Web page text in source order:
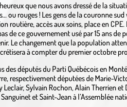
que nous avons dressé de la
ou rouges ! Les gens de la couronne
routière, accès aux soins, place en
de ce gouvernement usé par 15 ans
Le changement que la population
à compter du premier octobre
des députés du Parti Québécois en
respectivement députées de Marie-
Leclair, Sylvain Rochon, Alain Therrien et
et Saint-Jean à l’Assemblée